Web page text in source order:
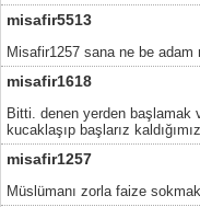
misafir5513
Misafir1257 sana ne be adam
misafir1618
Bitti. denen yerden
kucaklaşıp başlarız
misafir1257
Müslümanı zorla faize